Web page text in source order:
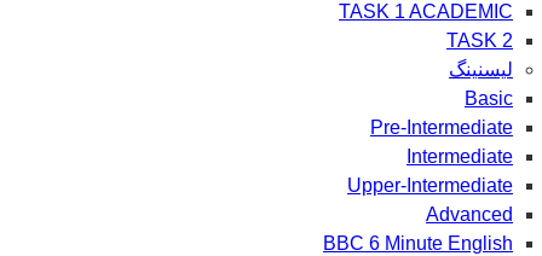
TASK 1 ACADEMIC
TASK 2
لیسنینگ
Basic
Pre-Intermediate
Intermediate
Upper-Intermediate
Advanced
BBC 6 Minute English